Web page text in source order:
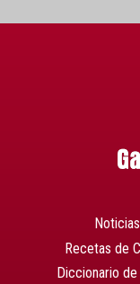
Noticias
Recetas de
Diccionario